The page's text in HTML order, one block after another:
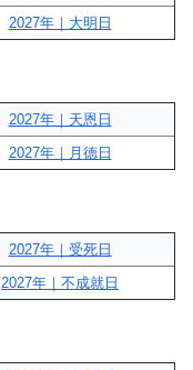
2027年｜大明日
2027年｜天恩日
2027年｜月徳日
2027年｜受死日
2027年｜不成就日